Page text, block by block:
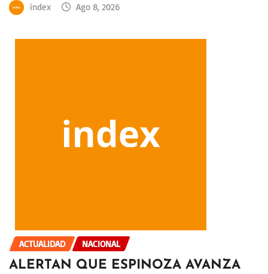
index Ago 8, 2026
ACTUALIDAD NACIONAL
ALERTAN QUE ESPINOZA AVANZA